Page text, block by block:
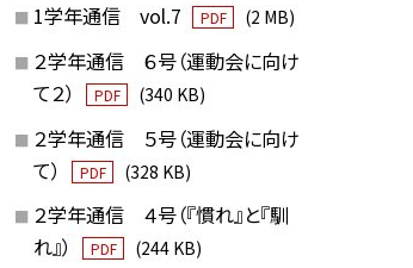
1学年通信 vol.7 PDF (2 MB)
２学年通信 ６号（運動会に向け
て２）
PDF (340 KB)
２学年通信 ５号（運動会に向け
て）
PDF (328 KB)
２学年通信 ４号（『慣れ』と『馴
れ』）
PDF (244 KB)